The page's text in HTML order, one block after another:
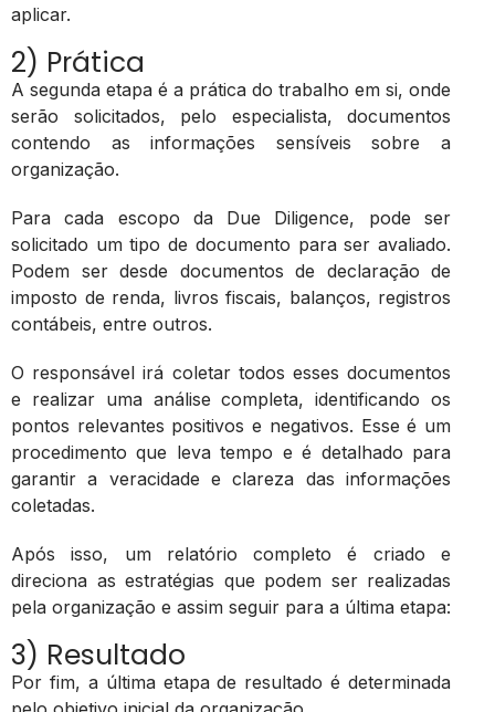
aplicar.
2) Prática
A segunda etapa é a prática do trabalho em si, onde
serão solicitados, pelo especialista, documentos
contendo as informações sensíveis sobre a
organização.
Para cada escopo da Due Diligence, pode ser
solicitado um tipo de documento para ser avaliado.
Podem ser desde documentos de declaração de
imposto de renda, livros fiscais, balanços, registros
contábeis, entre outros.
O responsável irá coletar todos esses documentos
e realizar uma análise completa, identificando os
pontos relevantes positivos e negativos. Esse é um
procedimento que leva tempo e é detalhado para
garantir a veracidade e clareza das informações
coletadas.
Após isso, um relatório completo é criado e
direciona as estratégias que podem ser realizadas
pela organização e assim seguir para a última etapa:
3) Resultado
Por fim, a última etapa de resultado é determinada